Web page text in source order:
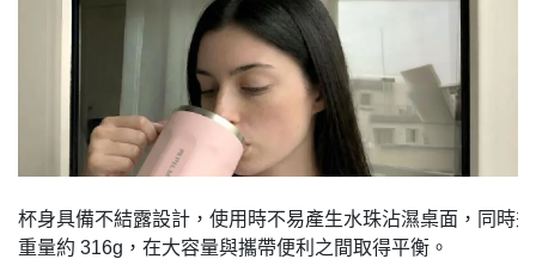
杯身具備不結露設計，使用時不易產生水珠沾濕桌面，同時
重量約 316g，在大容量與攜帶便利之間取得平衡。